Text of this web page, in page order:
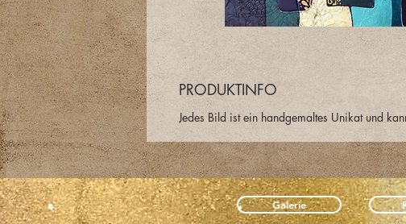
PRODUKTINFO
Jedes Bild ist ein handgemaltes Unikat und
Galerie